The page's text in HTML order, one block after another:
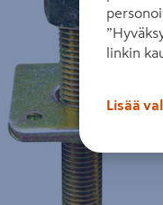
linkin
Lisää